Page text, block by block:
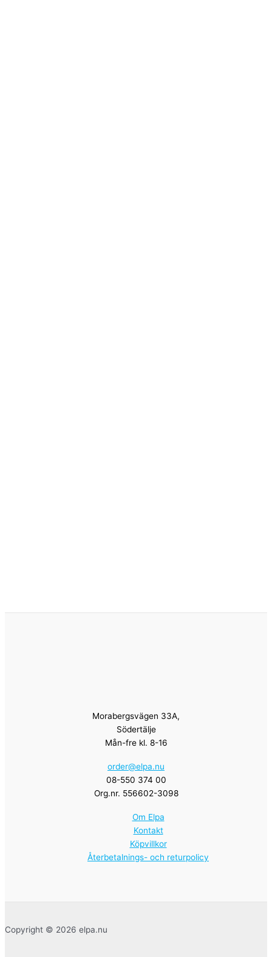
Morabergsvägen 33A,
Södertälje
Mån-fre kl. 8-16
order@elpa.nu
08-550 374 00
Org.nr. 556602-3098
Om Elpa
Kontakt
Köpvillkor
Återbetalnings- och returpolicy
Copyright © 2026 elpa.nu